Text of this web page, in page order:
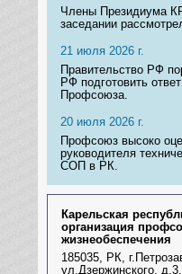
Члены Президиума
заседании
21 июля 2026 г.
Правительство РФ
РФ подготовить
Профсоюза.
20 июля 2026 г.
Профсоюз высоко
руководителя
СОП в РК.
Карельская
организация
жизнеобеспечения
185035, РК,
ул.Дзержинского,